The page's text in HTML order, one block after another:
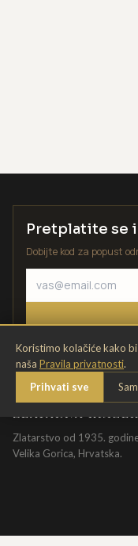
Koristimo kolačiće kako
naša Pravila privatnosti.
Prihvati sve
Pretplatite se
Dobijte kod za popust
Zlatarstvo od 1935.
Velika Gorica, Hrvatska.